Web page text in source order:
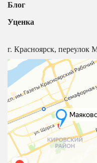
Блог
Уценка
г. Красноярск, переулок